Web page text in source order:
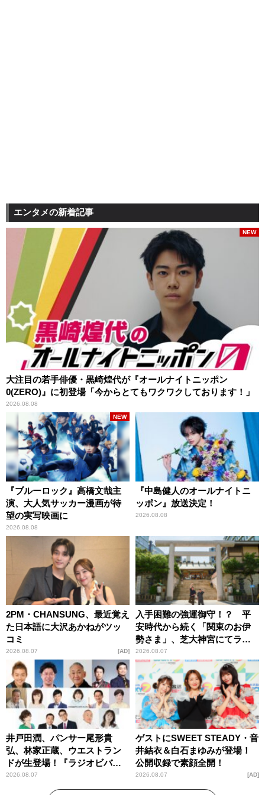
エンタメの新着記事
大注目の若手俳優・黒崎煌代が『オールナイトニッポン
0(ZERO)』に初登場「今からとてもワクワクしております！」
2026.08.08
NEW
『ブルーロック』高橋文哉主
演、大人気サッカー漫画が待
望の実写映画に
2026.08.08
NEW
『中島健人のオールナイトニ
ッポン』放送決定！
2026.08.08
2PM・CHANSUNG、最近覚え
た日本語に大沢あかねがツッ
コミ
2026.08.07 AD
入手困難の強運御守！？ 平
安時代から続く「関東のお伊
勢さま」、芝大神宮にてラン
パンプスが合格祈願！
2026.08.07
井戸田潤、パンサー尾形貴
弘、林家正蔵、ウエストラン
ドが生登場！『ラジオビバリ
ー昼ズ』
2026.08.07
ゲストにSWEET STEADY・音
井結衣＆白石まゆみが登場！
公開収録で素顔全開！
2026.08.07 AD